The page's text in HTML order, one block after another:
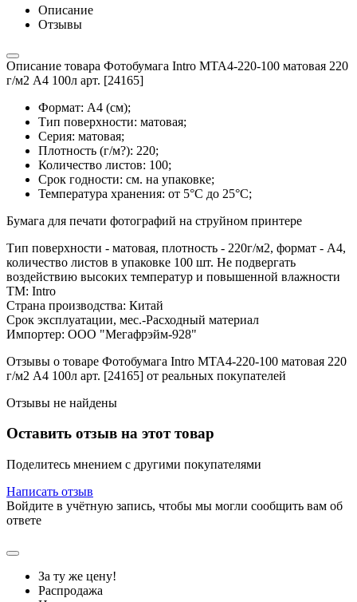
Описание
Отзывы
Описание товара Фотобумага Intro MTA4-220-100 матовая 220
г/м2 А4 100л арт. [24165]
Формат: А4 (см);
Тип поверхности: матовая;
Серия: матовая;
Плотность (г/м?): 220;
Количество листов: 100;
Срок годности: см. на упаковке;
Температура хранения: от 5°С до 25°С;
Бумага для печати фотографий на струйном принтере
Тип поверхности - матовая, плотность - 220г/м2, формат - А4,
количество листов в упаковке 100 шт. Не подвергать
воздействию высоких температур и повышенной влажности
ТМ: Intro
Страна производства: Китай
Срок эксплуатации, мес.-Расходный материал
Импортер: ООО "Мегафрэйм-928"
Отзывы о товаре Фотобумага Intro MTA4-220-100 матовая 220
г/м2 А4 100л арт. [24165] от реальных покупателей
Отзывы не найдены
Оставить отзыв на этот товар
Поделитесь мнением с другими покупателями
Написать отзыв
Войдите в учётную запись, чтобы мы могли сообщить вам об
ответе
За ту же цену!
Распродажа